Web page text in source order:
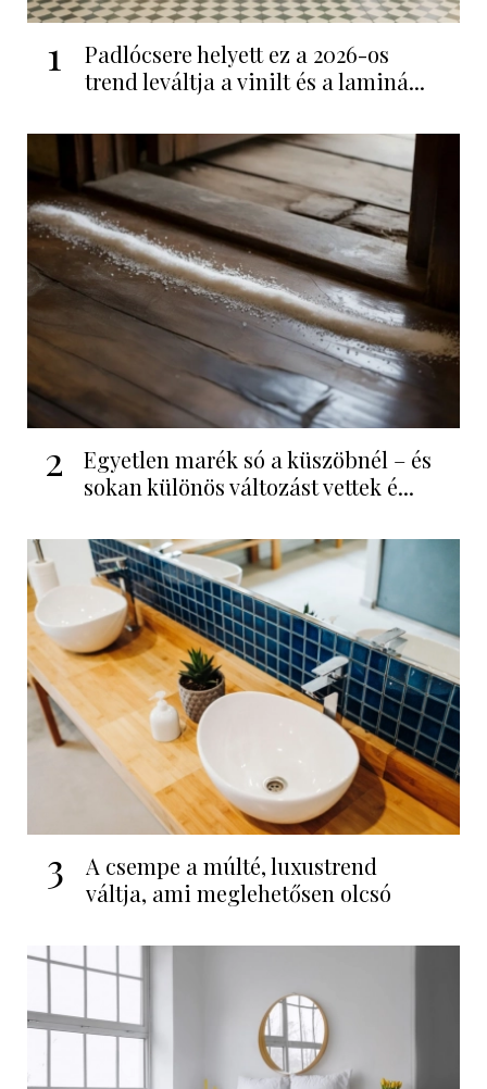
1
Padlócsere helyett ez a 2026-os
trend leváltja a vinilt és a laminá...
2
Egyetlen marék só a küszöbnél – és
sokan különös változást vettek é...
3
A csempe a múlté, luxustrend
váltja, ami meglehetősen olcsó